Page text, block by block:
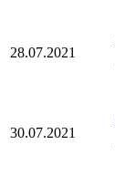
28.07.2021
30.07.2021